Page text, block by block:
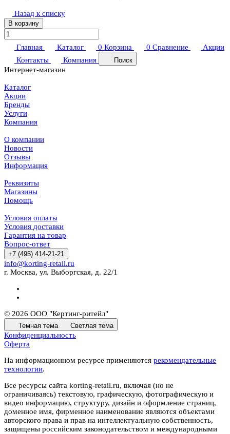
Назад к списку
В корзину
Главная Каталог 0 Корзина 0 Сравнение
Акции
Контакты
Компания Поиск
Интернет-магазин
Каталог
Акции
Бренды
Услуги
Компания
О компании
Новости
Отзывы
Информация
Реквизиты
Магазины
Помощь
Условия оплаты
Условия доставки
Гарантия на товар
Вопрос-ответ
+7 (495) 414-21-21
info@korting-retail.ru
г. Москва, ул. Выборгская, д. 22/1
© 2026 ООО "Кертинг-ритейл"
Темная тема Светлая тема
Конфиденциальность
Оферта
На информационном ресурсе применяются рекомендательные
технологии.
Все ресурсы сайта korting-retail.ru, включая (но не
ограничиваясь) текстовую, графическую, фотографическую и
видео информацию, структуру, дизайн и оформление страниц,
доменное имя, фирменное наименование являются объектами
авторского права и прав на интеллектуальную собственность,
защищены российским законодательством и международными